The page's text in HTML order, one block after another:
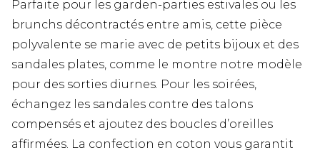
Parfaite pour les garden-parties estivales ou les
brunchs décontractés entre amis, cette pièce
polyvalente se marie avec de petits bijoux et des
sandales plates, comme le montre notre modèle
pour des sorties diurnes. Pour les soirées,
échangez les sandales contre des talons
compensés et ajoutez des boucles d’oreilles
affirmées. La confection en coton vous garantit